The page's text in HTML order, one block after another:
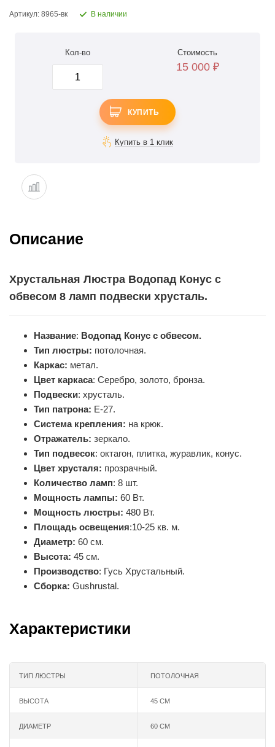
Артикул: 8965-вк В наличии
Кол-во Стоимость
15 000 ₽
КУПИТЬ
Описание
Хрустальная Люстра Водопад Конус с
обвесом 8 ламп подвески хрусталь.
Название: Водопад Конус с обвесом.
Тип люстры: потолочная.
Каркас: метал.
Цвет каркаса: Серебро, золото, бронза.
Подвески: хрусталь.
Тип патрона: Е-27.
Система крепления: на крюк.
Отражатель: зеркало.
Тип подвесок: октагон, плитка, журавлик, конус.
Цвет хрусталя: прозрачный.
Количество ламп: 8 шт.
Мощность лампы: 60 Вт.
Мощность люстры: 480 Вт.
Площадь освещения:10-25 кв. м.
Диаметр: 60 см.
Высота: 45 см.
Производство: Гусь Хрустальный.
Сборка: Gushrustal.
Характеристики
ТИП ЛЮСТРЫ ПОТОЛОЧНАЯ
ВЫСОТА 45 СМ
ДИАМЕТР 60 СМ